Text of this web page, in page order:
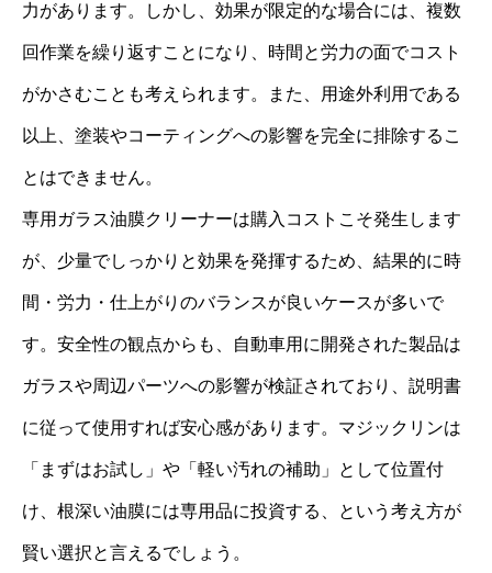
力があります。しかし、効果が限定的な場合には、複数
回作業を繰り返すことになり、時間と労力の面でコスト
がかさむことも考えられます。また、用途外利用である
以上、塗装やコーティングへの影響を完全に排除するこ
とはできません。
専用ガラス油膜クリーナーは購入コストこそ発生します
が、少量でしっかりと効果を発揮するため、結果的に時
間・労力・仕上がりのバランスが良いケースが多いで
す。安全性の観点からも、自動車用に開発された製品は
ガラスや周辺パーツへの影響が検証されており、説明書
に従って使用すれば安心感があります。マジックリンは
「まずはお試し」や「軽い汚れの補助」として位置付
け、根深い油膜には専用品に投資する、という考え方が
賢い選択と言えるでしょう。